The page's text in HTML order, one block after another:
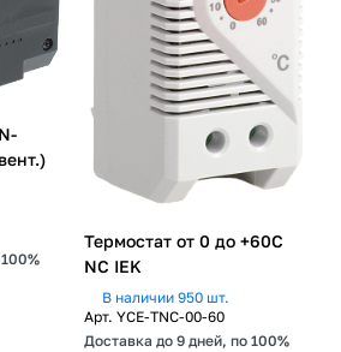
Термостат от 0 до +60C
NC IEK
В наличии 950 шт.
Арт. YCE-TNC-00-60
Доставка до 9 дней, по 100%